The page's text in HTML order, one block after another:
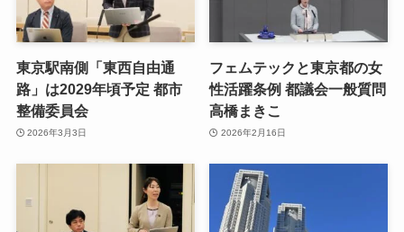
東京駅南側「東西自由通
路」は2029年頃予定 都市
整備委員会
2026年3月3日
フェムテックと東京都の女
性活躍条例 都議会一般質問
高橋まきこ
2026年2月16日